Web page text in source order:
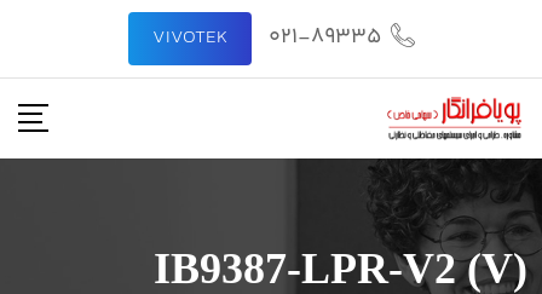
021-89335
VIVOTEK
IB9387-LPR-V2 (V)